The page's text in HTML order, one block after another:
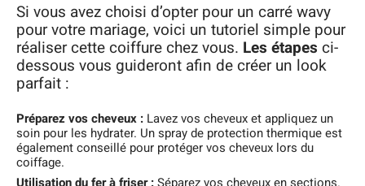
Si vous avez choisi d’opter pour un carré wavy
pour votre mariage, voici un tutoriel simple pour
réaliser cette coiffure chez vous. Les étapes ci-
dessous vous guideront afin de créer un look
parfait :
Préparez vos cheveux : Lavez vos cheveux et appliquez un
soin pour les hydrater. Un spray de protection thermique est
également conseillé pour protéger vos cheveux lors du
coiffage.